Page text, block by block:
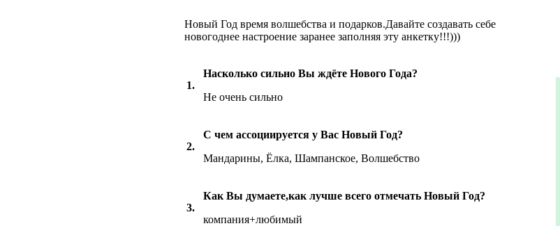
Новый Год время волшебства и подарков.Давайте создавать себе
новогоднее настроение заранее заполняя эту анкетку!!!)))
1.
Насколько сильно Вы ждёте Нового Года?
Не очень сильно
2.
С чем ассоциируется у Вас Новый Год?
Мандарины, Ёлка, Шампанское, Волшебство
3.
Как Вы думаете,как лучше всего отмечать Новый Год?
компания+любимый